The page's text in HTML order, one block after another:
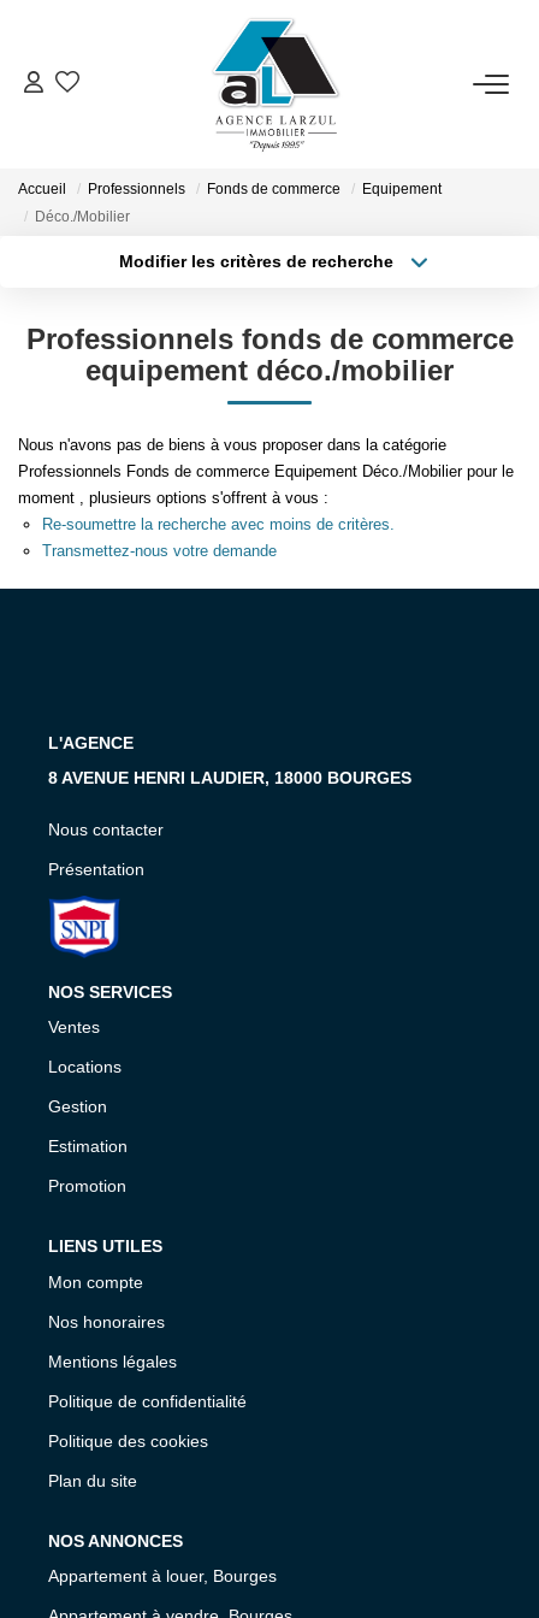
VENTES
LOCATIONS
GESTION
ESTIMATION
PROMOTION
NOTRE AGENCE
Présentation
Accueil Professionnels Fonds de commerce
Equipement
Déco./Mobilier
Modifier les critères de recherche
Sélectionnez...
Type de bien
Surface min
Créer une alerte
Professionnels fonds de commerce
equipement déco./mobilier
Nous n'avons pas de biens à vous proposer dans la catégorie
Professionnels Fonds de commerce Equipement Déco./Mobilier pour le
moment , plusieurs options s'offrent à vous :
Re-soumettre la recherche avec moins de critères.
Transmettez-nous votre demande
L'AGENCE
8 AVENUE HENRI LAUDIER, 18000 BOURGES
Nous contacter
Présentation
NOS SERVICES
Ventes
Locations
Gestion
Estimation
Promotion
LIENS UTILES
Mon compte
Nos honoraires
Mentions légales
Politique de confidentialité
Politique des cookies
Plan du site
NOS ANNONCES
Appartement à louer, Bourges